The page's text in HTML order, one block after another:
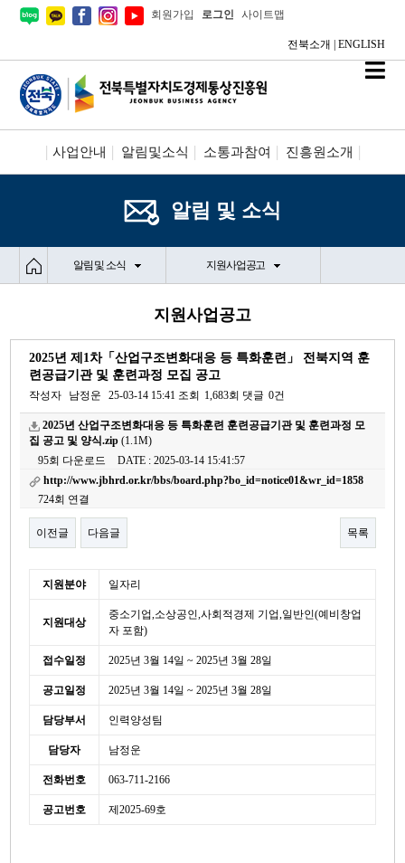
회원가입 로그인 사이트맵
전북소개 ENGLISH
사업안내 알림및소식 소통과참여 진흥원소개
알림 및 소식
알림 및 소식 지원사업공고
지원사업공고
2025년 제1차「산업구조변화대응 등 특화훈련」 전북지역 훈
련공급기관 및 훈련과정 모집 공고
작성자 남정운 25-03-14 15:41 조회 1,683회 댓글 0건
2025년 산업구조변화대응 등 특화훈련 훈련공급기관 및 훈련과정 모
집 공고 및 양식.zip (1.1M)
95회 다운로드
DATE : 2025-03-14 15:41:57
http://www.jbhrd.or.kr/bbs/board.php?bo_id=notice01&wr_id=1858
724회 연결
이전글 다음글 목록
본문
지원분야 일자리
지원대상
중소기업,소상공인,사회적경제 기업,일반인(예비창업
자 포함)
접수일정 2025년 3월 14일 ~ 2025년 3월 28일
공고일정 2025년 3월 14일 ~ 2025년 3월 28일
담당부서 인력양성팀
담당자 남정운
전화번호 063-711-2166
공고번호 제2025-69호